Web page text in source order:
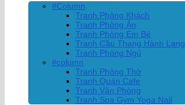
#Column
Tranh Phòng Khách
Tranh Phòng Ăn
Tranh Phòng Em Bé
Tranh Cầu Thang Hành Lang
Tranh Phòng Ngủ
#column
Tranh Phòng Thờ
Tranh Quán Cafe
Tranh Văn Phòng
Tranh Spa Gym Yoga Nail